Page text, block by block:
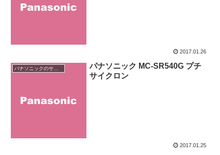
2017.01.26
パナソニックのサイクロン掃除機
パナソニック MC-SR540G プチ
サイクロン
2017.01.25